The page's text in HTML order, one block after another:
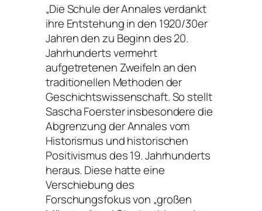
„Die Schule der Annales verdankt
ihre Entstehung in den 1920/30er
Jahren den zu Beginn des 20.
Jahrhunderts vermehrt
aufgetretenen Zweifeln an den
traditionellen Methoden der
Geschichtswissenschaft. So stellt
Sascha Foerster insbesondere die
Abgrenzung der Annales vom
Historismus und historischen
Positivismus des 19. Jahrhunderts
heraus. Diese hatte eine
Verschiebung des
Forschungsfokus von „großen